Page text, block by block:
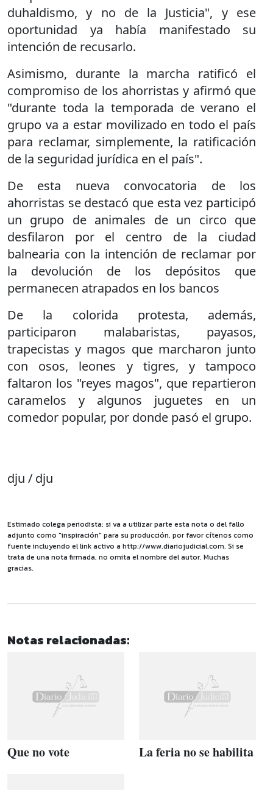
duhaldismo, y no de la Justicia", y ese
oportunidad ya había manifestado su
intención de recusarlo.
Asimismo, durante la marcha ratificó el
compromiso de los ahorristas y afirmó que
"durante toda la temporada de verano el
grupo va a estar movilizado en todo el país
para reclamar, simplemente, la ratificación
de la seguridad jurídica en el país".
De esta nueva convocatoria de los
ahorristas se destacó que esta vez participó
un grupo de animales de un circo que
desfilaron por el centro de la ciudad
balnearia con la intención de reclamar por
la devolución de los depósitos que
permanecen atrapados en los bancos
De la colorida protesta, además,
participaron malabaristas, payasos,
trapecistas y magos que marcharon junto
con osos, leones y tigres, y tampoco
faltaron los "reyes magos", que repartieron
caramelos y algunos juguetes en un
comedor popular, por donde pasó el grupo.
dju / dju
Estimado colega periodista: si va a utilizar parte esta nota o del fallo
adjunto como "inspiración" para su producción, por favor cítenos como
fuente incluyendo el link activo a http://www.diariojudicial.com. Si se
trata de una nota firmada, no omita el nombre del autor. Muchas
gracias.
Notas relacionadas:
Que no vote La feria no se habilita